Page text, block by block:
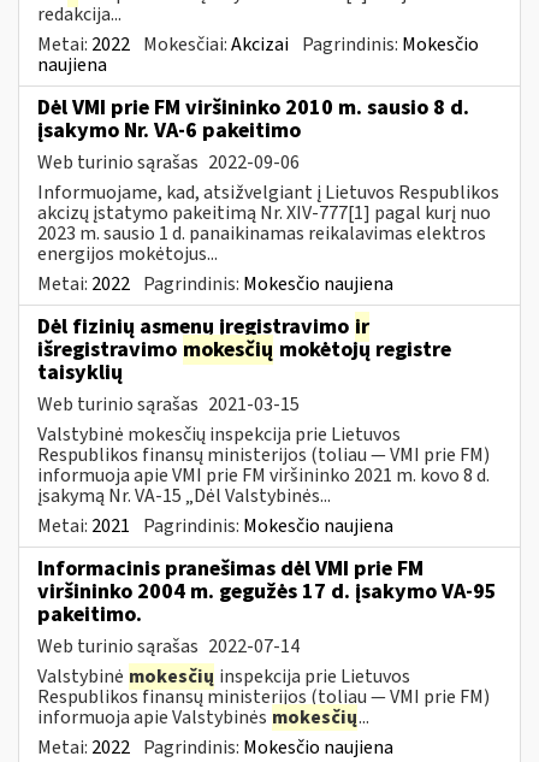
redakcija...
Metai: 2022 Mokesčiai:Akcizai Pagrindinis: Mokesčio
naujiena
Dėl VMI prie FM viršininko 2010 m. sausio 8 d.
įsakymo Nr. VA-6 pakeitimo
Web turinio sąrašas 2022-09-06
Informuojame, kad, atsižvelgiant į Lietuvos Respublikos
akcizų įstatymo pakeitimą Nr. XIV-777[1] pagal kurį nuo
2023 m. sausio 1 d. panaikinamas reikalavimas elektros
energijos mokėtojus...
Metai: 2022 Pagrindinis: Mokesčio naujiena
Dėl fizinių asmenų įregistravimo ir
išregistravimo mokesčių mokėtojų registre
taisyklių
Web turinio sąrašas 2021-03-15
Valstybinė mokesčių inspekcija prie Lietuvos
Respublikos finansų ministerijos (toliau ― VMI prie FM)
informuoja apie VMI prie FM viršininko 2021 m. kovo 8 d.
įsakymą Nr. VA-15 „Dėl Valstybinės...
Metai: 2021 Pagrindinis: Mokesčio naujiena
Informacinis pranešimas dėl VMI prie FM
viršininko 2004 m. gegužės 17 d. įsakymo VA-95
pakeitimo.
Web turinio sąrašas 2022-07-14
Valstybinė mokesčių inspekcija prie Lietuvos
Respublikos finansų ministerijos (toliau ― VMI prie FM)
informuoja apie Valstybinės mokesčių...
Metai: 2022 Pagrindinis: Mokesčio naujiena